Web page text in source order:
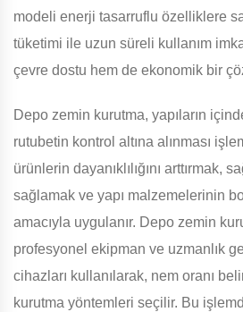
modeli enerji tasarruflu özelliklere
tüketimi ile uzun süreli kullanım
çevre dostu hem de ekonomik bir
Depo zemin kurutma, yapıların
rutubetin kontrol altına alınması
ürünlerin dayanıklılığını arttırmak,
sağlamak ve yapı malzemelerinin
amacıyla uygulanır. Depo zemin
profesyonel ekipman ve uzmanlık
cihazları kullanılarak, nem oranı
kurutma yöntemleri seçilir. Bu